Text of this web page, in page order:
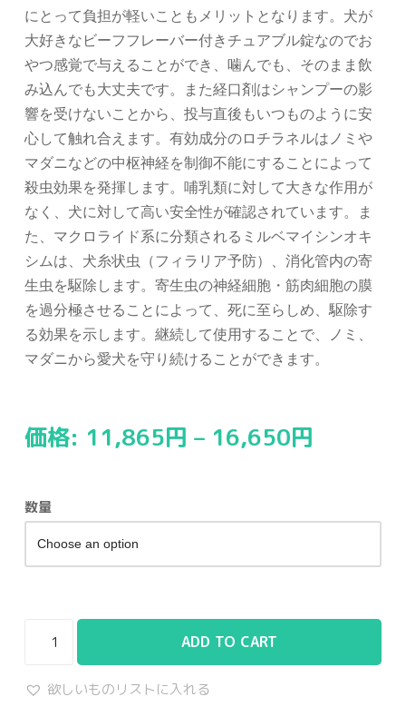
にとって負担が軽いこともメリットとなります。犬が
大好きなビーフフレーバー付きチュアブル錠なのでお
やつ感覚で与えることができ、噛んでも、そのまま飲
み込んでも大丈夫です。また経口剤はシャンプーの影
響を受けないことから、投与直後もいつものように安
心して触れ合えます。有効成分のロチラネルはノミや
マダニなどの中枢神経を制御不能にすることによって
殺虫効果を発揮します。哺乳類に対して大きな作用が
なく、犬に対して高い安全性が確認されています。ま
た、マクロライド系に分類されるミルベマイシンオキ
シムは、犬糸状虫（フィラリア予防）、消化管内の寄
生虫を駆除します。寄生虫の神経細胞・筋肉細胞の膜
を過分極させることによって、死に至らしめ、駆除す
る効果を示します。継続して使用することで、ノミ、
マダニから愛犬を守り続けることができます。
価格: 11,865円 – 16,650円
数量
ADD TO CART
欲しいものリストに入れる